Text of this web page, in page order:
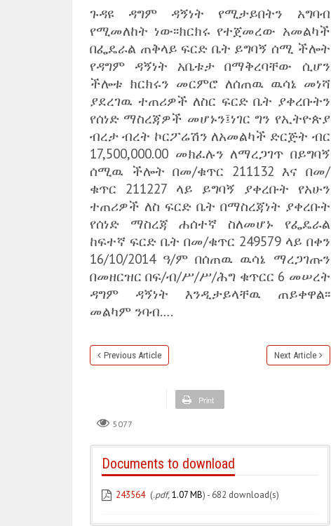
ጉዳዩ ዳግም ዳኝነት የሚታይበትን አግባብ
የሚመለከት ነው፡፡ክርክሩ የተጀመረው አመልካች
በፌዴራል ጠቅላይ ፍርድ ቤት ይግባኝ ሰሚ ችሎት
የዳግም ዳኝነት አቤቱታ በማቅረባቸው ሲሆን
ችሎቱ ክርክሩን መርምሮ ለሰጠዉ ዉሳኔ መነሻ
ያደረገዉ ተጠሪዎች ለስር ፍርድ ቤት ያቀረቡትን
የሰነድ ማስረጃዎች መሆኑን፤ነገር ግን የኢትዮጵያ
ብረታ ብረት ኮርፖሬሽን ለአመልካች ድርጅት ብር
17,500,000.00 መክፈሉን ለማረጋገጥ በይግባኝ
ሰሚዉ ችሎት በመ/ቁጥር 211132 እና በመ/
ቁጥር 211227 ላይ ይግባኝ ያቀረቡት የአሁን
ተጠሪዎች ለስ ፍርድ ቤት በማስረጃነት ያቀረቡት
የሰነድ ማስረጃ ሐሰተኛ ስለመሆኑ የፌዴራል
ከፍተኛ ፍርድ ቤት በመ/ቁጥር 249579 ላይ በቀን
16/10/2014 ዓ/ም በሰጠዉ ዉሳኔ ማረጋገጡን
በመዘርዝር በፍ/ብ/ሥ/ሥ/ሕግ ቁጥርር 6 መሠረት
ዳግም ዳኝነት እንዲታይላቸዉ ጠይቀዋል፡፡
መልካም ንባብ….
Previous Article Next Article
Print
5077
Documents to download
243564 (.pdf,1.07 MB) - 682 download(s)